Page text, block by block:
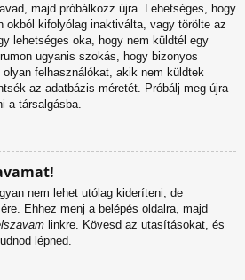
majd próbálkozz újra. Lehetséges, hogy
okból kifolyólag inaktiválta, vagy törölte az
lehetséges oka, hogy nem küldtél egy
ugyanis szokás, hogy bizonyos
felhasználókat, akik nem küldtek
az adatbázis méretét. Próbálj meg újra
a társalgásba.
nem lehet utólag kideríteni, de
Ehhez menj a belépés oldalra, majd
linkre. Kövesd az utasításokat, és
lépned.